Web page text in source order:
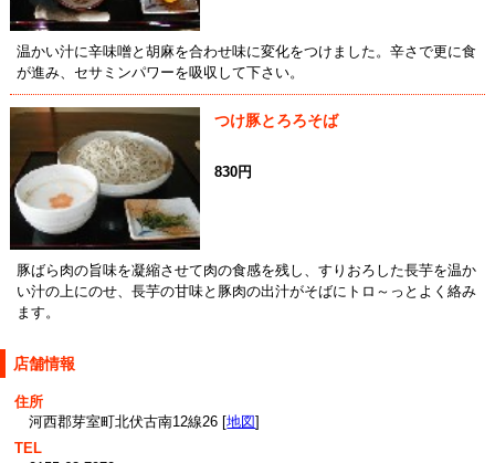
温かい汁に辛味噌と胡麻を合わせ味に変化をつけました。辛さで更に食
が進み、セサミンパワーを吸収して下さい。
つけ豚とろろそば
830円
豚ばら肉の旨味を凝縮させて肉の食感を残し、すりおろした長芋を温か
い汁の上にのせ、長芋の甘味と豚肉の出汁がそばにトロ～っとよく絡み
ます。
店舗情報
住所
河西郡芽室町北伏古南12線26 [地図]
TEL